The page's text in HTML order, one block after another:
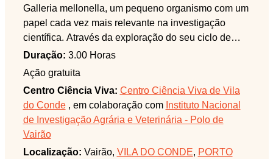
Galleria mellonella, um pequeno organismo com um
papel cada vez mais relevante na investigação
científica. Através da exploração do seu ciclo de
vida, irão compreender como este modelo é mantido
em laboratório e quais as suas principais vantagens
no estudo de processos biológicos, nomeadamente
na interação entre organismos e microrganismos,
resposta imunitária e procura de novas estratégias
terapêuticas.
Serão abordadas as razões que tornam a Galleria
mellonella um modelo valioso em investigação,
Duração: 3.00 Horas
Ação gratuita
Centro Ciência Viva: Centro Ciência Viva de Vila
do Conde, em colaboração com Instituto Nacional
de Investigação Agrária e Veterinária - Polo de
Vairão
Localização: Vairão, VILA DO CONDE, PORTO